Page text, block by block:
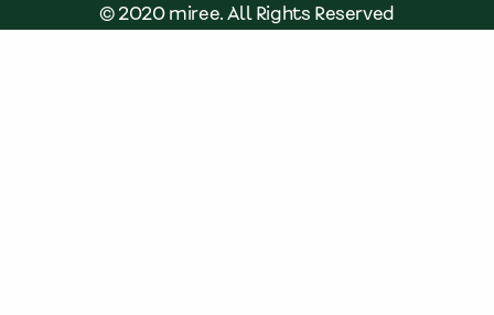
© 2020 miree. All Rights Reserved